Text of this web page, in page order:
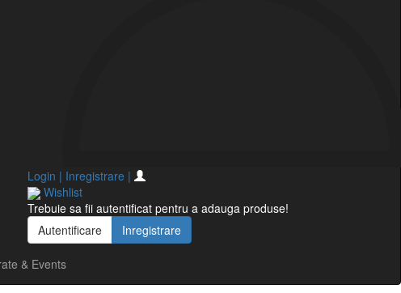
Login | Inregistrare |
Wishlist
Trebuie sa fii autentificat pentru a adauga produse!
Autentificare
Inregistrare
& Events